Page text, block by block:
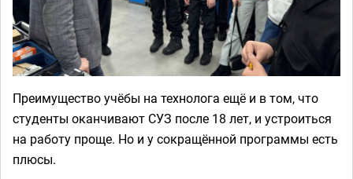
Преимущество учёбы на технолога ещё и в том, что
студенты оканчивают СУЗ после 18 лет, и устроиться
на работу проще. Но и у сокращённой программы есть
плюсы.